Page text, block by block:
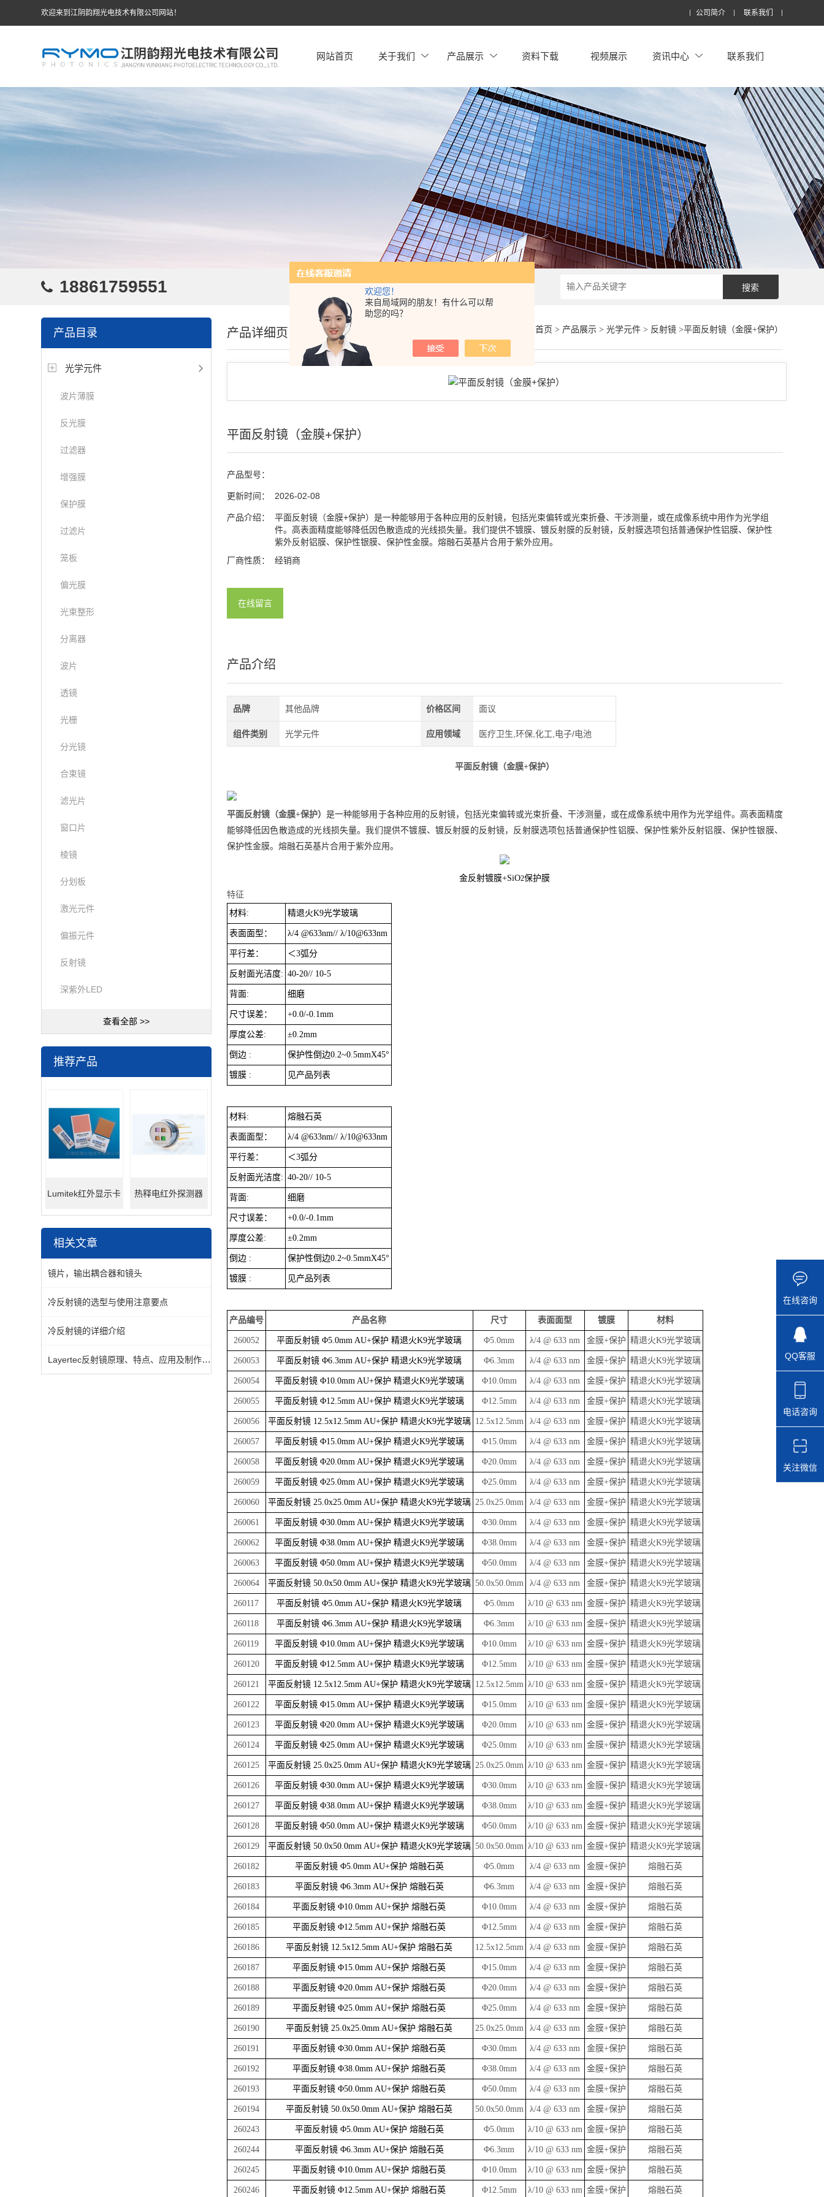
欢迎您！
来自局域网的朋友！有什么可以帮
助您的吗？
欢迎来到江阴韵翔光电技术有限公司网站！ 公司简介 联系我们
网站首页 关于我们 产品展示 资料下载 视频展示 资讯中心 联系我们
18861759551
产品目录
光学元件
波片薄膜
反光膜
过滤器
增强膜
保护膜
过滤片
笼板
偏光膜
光束整形
分离器
波片
透镜
光栅
分光镜
合束镜
滤光片
窗口片
棱镜
分划板
激光元件
偏振元件
反射镜
深紫外LED
查看全部 >>
推荐产品
Lumitek红外显示卡 热释电红外探测器
相关文章
镜片，输出耦合器和镜头
冷反射镜的选型与使用注意要点
冷反射镜的详细介绍
Layertec反射镜原理、特点、应用及制作工艺
首页 > 产品展示> 光学元件> 反射镜>平面反射镜（金膜+保护）
产品详细页
平面反射镜（金膜+保护）
产品型号：
更新时间： 2026-02-08
产品介绍：
平面反射镜（金膜+保护）是一种能够用于各种应用的反射镜，包括光束偏转或光束折叠、干涉测量，或在成像系统中用作为光学组
件。高表面精度能够降低因色散造成的光线损失量。我们提供不镀膜、镀反射膜的反射镜，反射膜选项包括普通保护性铝膜、保护性
紫外反射铝膜、保护性银膜、保护性金膜。熔融石英基片合用于紫外应用。
厂商性质：
经销商
在线留言
产品介绍
品牌 其他品牌 价格区间 面议
组件类别 光学元件 应用领域 医疗卫生,环保,化工,电子/电池
平面反射镜（金膜+保护）
平面反射镜（金膜+保护）是一种能够用于各种应用的反射镜，包括光束偏转或光束折叠、干涉测量，或在成像系统中用作为光学组件。高表面精度
能够降低因色散造成的光线损失量。我们提供不镀膜、镀反射膜的反射镜，反射膜选项包括普通保护性铝膜、保护性紫外反射铝膜、保护性银膜、
保护性金膜。熔融石英基片合用于紫外应用。
金反射镀膜+SiO2保护膜
特征
材料:
精退火K9光学玻璃
表面面型： λ/4 @633nm// λ/10@633nm
平行差： ＜3弧分
反射面光洁度: 40-20// 10-5
背面: 细磨
尺寸误差： +0.0/-0.1mm
厚度公差: ±0.2mm
倒边 : 保护性倒边0.2~0.5mmX45°
镀膜 : 见产品列表
材料: 熔融石英
表面面型： λ/4 @633nm// λ/10@633nm
平行差： ＜3弧分
反射面光洁度: 40-20// 10-5
背面: 细磨
尺寸误差： +0.0/-0.1mm
厚度公差: ±0.2mm
倒边 : 保护性倒边0.2~0.5mmX45°
镀膜 : 见产品列表
产品编号 产品名称 尺寸 表面面型 镀膜 材料
260052 平面反射镜 Φ5.0mm AU+保护 精退火K9光学玻璃 Φ5.0mm λ/4 @ 633 nm 金膜+保护 精退火K9光学玻璃
260053 平面反射镜 Φ6.3mm AU+保护 精退火K9光学玻璃 Φ6.3mm λ/4 @ 633 nm 金膜+保护 精退火K9光学玻璃
260054 平面反射镜 Φ10.0mm AU+保护 精退火K9光学玻璃 Φ10.0mm λ/4 @ 633 nm 金膜+保护 精退火K9光学玻璃
260055 平面反射镜 Φ12.5mm AU+保护 精退火K9光学玻璃 Φ12.5mm λ/4 @ 633 nm 金膜+保护 精退火K9光学玻璃
260056 平面反射镜 12.5x12.5mm AU+保护 精退火K9光学玻璃 12.5x12.5mm λ/4 @ 633 nm 金膜+保护 精退火K9光学玻璃
260057 平面反射镜 Φ15.0mm AU+保护 精退火K9光学玻璃 Φ15.0mm λ/4 @ 633 nm 金膜+保护 精退火K9光学玻璃
260058 平面反射镜 Φ20.0mm AU+保护 精退火K9光学玻璃 Φ20.0mm λ/4 @ 633 nm 金膜+保护 精退火K9光学玻璃
260059 平面反射镜 Φ25.0mm AU+保护 精退火K9光学玻璃 Φ25.0mm λ/4 @ 633 nm 金膜+保护 精退火K9光学玻璃
260060 平面反射镜 25.0x25.0mm AU+保护 精退火K9光学玻璃 25.0x25.0mm λ/4 @ 633 nm 金膜+保护 精退火K9光学玻璃
260061 平面反射镜 Φ30.0mm AU+保护 精退火K9光学玻璃 Φ30.0mm λ/4 @ 633 nm 金膜+保护 精退火K9光学玻璃
260062 平面反射镜 Φ38.0mm AU+保护 精退火K9光学玻璃 Φ38.0mm λ/4 @ 633 nm 金膜+保护 精退火K9光学玻璃
260063 平面反射镜 Φ50.0mm AU+保护 精退火K9光学玻璃 Φ50.0mm λ/4 @ 633 nm 金膜+保护 精退火K9光学玻璃
260064 平面反射镜 50.0x50.0mm AU+保护 精退火K9光学玻璃 50.0x50.0mm λ/4 @ 633 nm 金膜+保护 精退火K9光学玻璃
260117 平面反射镜 Φ5.0mm AU+保护 精退火K9光学玻璃 Φ5.0mm λ/10 @ 633 nm 金膜+保护 精退火K9光学玻璃
260118 平面反射镜 Φ6.3mm AU+保护 精退火K9光学玻璃 Φ6.3mm λ/10 @ 633 nm 金膜+保护 精退火K9光学玻璃
260119 平面反射镜 Φ10.0mm AU+保护 精退火K9光学玻璃 Φ10.0mm λ/10 @ 633 nm 金膜+保护 精退火K9光学玻璃
260120 平面反射镜 Φ12.5mm AU+保护 精退火K9光学玻璃 Φ12.5mm λ/10 @ 633 nm 金膜+保护 精退火K9光学玻璃
260121 平面反射镜 12.5x12.5mm AU+保护 精退火K9光学玻璃 12.5x12.5mm λ/10 @ 633 nm 金膜+保护 精退火K9光学玻璃
260122 平面反射镜 Φ15.0mm AU+保护 精退火K9光学玻璃 Φ15.0mm λ/10 @ 633 nm 金膜+保护 精退火K9光学玻璃
260123 平面反射镜 Φ20.0mm AU+保护 精退火K9光学玻璃 Φ20.0mm λ/10 @ 633 nm 金膜+保护 精退火K9光学玻璃
260124 平面反射镜 Φ25.0mm AU+保护 精退火K9光学玻璃 Φ25.0mm λ/10 @ 633 nm 金膜+保护 精退火K9光学玻璃
260125 平面反射镜 25.0x25.0mm AU+保护 精退火K9光学玻璃 25.0x25.0mm λ/10 @ 633 nm 金膜+保护 精退火K9光学玻璃
260126 平面反射镜 Φ30.0mm AU+保护 精退火K9光学玻璃 Φ30.0mm λ/10 @ 633 nm 金膜+保护 精退火K9光学玻璃
260127 平面反射镜 Φ38.0mm AU+保护 精退火K9光学玻璃 Φ38.0mm λ/10 @ 633 nm 金膜+保护 精退火K9光学玻璃
260128 平面反射镜 Φ50.0mm AU+保护 精退火K9光学玻璃 Φ50.0mm λ/10 @ 633 nm 金膜+保护 精退火K9光学玻璃
260129 平面反射镜 50.0x50.0mm AU+保护 精退火K9光学玻璃 50.0x50.0mm λ/10 @ 633 nm 金膜+保护 精退火K9光学玻璃
260182 平面反射镜 Φ5.0mm AU+保护 熔融石英 Φ5.0mm λ/4 @ 633 nm 金膜+保护 熔融石英
260183 平面反射镜 Φ6.3mm AU+保护 熔融石英 Φ6.3mm λ/4 @ 633 nm 金膜+保护 熔融石英
260184 平面反射镜 Φ10.0mm AU+保护 熔融石英 Φ10.0mm λ/4 @ 633 nm 金膜+保护 熔融石英
260185 平面反射镜 Φ12.5mm AU+保护 熔融石英 Φ12.5mm λ/4 @ 633 nm 金膜+保护 熔融石英
260186 平面反射镜 12.5x12.5mm AU+保护 熔融石英 12.5x12.5mm λ/4 @ 633 nm 金膜+保护 熔融石英
260187 平面反射镜 Φ15.0mm AU+保护 熔融石英 Φ15.0mm λ/4 @ 633 nm 金膜+保护 熔融石英
260188 平面反射镜 Φ20.0mm AU+保护 熔融石英 Φ20.0mm λ/4 @ 633 nm 金膜+保护 熔融石英
260189 平面反射镜 Φ25.0mm AU+保护 熔融石英 Φ25.0mm λ/4 @ 633 nm 金膜+保护 熔融石英
260190 平面反射镜 25.0x25.0mm AU+保护 熔融石英 25.0x25.0mm λ/4 @ 633 nm 金膜+保护 熔融石英
260191 平面反射镜 Φ30.0mm AU+保护 熔融石英 Φ30.0mm λ/4 @ 633 nm 金膜+保护 熔融石英
260192 平面反射镜 Φ38.0mm AU+保护 熔融石英 Φ38.0mm λ/4 @ 633 nm 金膜+保护 熔融石英
260193 平面反射镜 Φ50.0mm AU+保护 熔融石英 Φ50.0mm λ/4 @ 633 nm 金膜+保护 熔融石英
260194 平面反射镜 50.0x50.0mm AU+保护 熔融石英 50.0x50.0mm λ/4 @ 633 nm 金膜+保护 熔融石英
260243 平面反射镜 Φ5.0mm AU+保护 熔融石英 Φ5.0mm λ/10 @ 633 nm 金膜+保护 熔融石英
260244 平面反射镜 Φ6.3mm AU+保护 熔融石英 Φ6.3mm λ/10 @ 633 nm 金膜+保护 熔融石英
260245 平面反射镜 Φ10.0mm AU+保护 熔融石英 Φ10.0mm λ/10 @ 633 nm 金膜+保护 熔融石英
260246 平面反射镜 Φ12.5mm AU+保护 熔融石英 Φ12.5mm λ/10 @ 633 nm 金膜+保护 熔融石英
在线咨询
QQ客服
电话咨询
关注微信